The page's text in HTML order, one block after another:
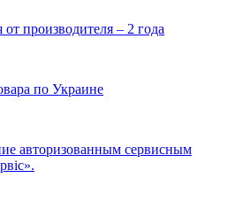
производителя – 2 года
по Украине
авторизованным сервисным